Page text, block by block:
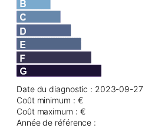
Date du diagnostic : 2023-09-27
Coût minimum : €
Coût maximum : €
Année de référence :